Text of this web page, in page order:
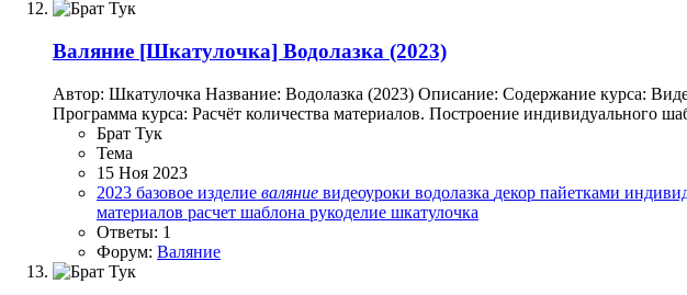
Валяние [Шкатулочка] Водолазка (2023)
Автор: Шкатулочка Название: Водолазка (2023) Описание: Содержание курса:
Программа курса: Расчёт количества материалов. Построение индивидуального
Брат Тук
Тема
15 Ноя 2023
2023 базовое изделие валяние видеоуроки водолазка декор пайетками
материалов расчет шаблона рукоделие шкатулочка
Ответы: 1
Форум: Валяние